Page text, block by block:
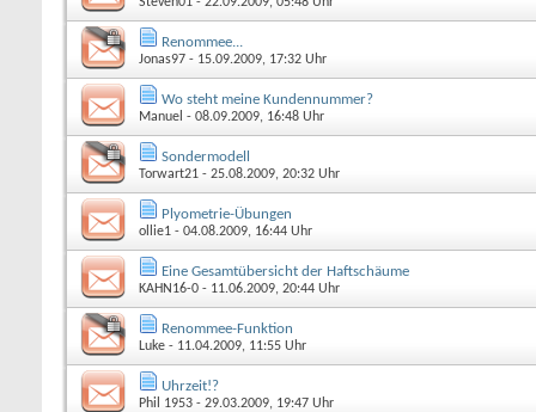
Renommee...
Jonas97 - 15.09.2009, 17:32 Uhr
Wo steht meine Kundennummer?
Manuel - 08.09.2009, 16:48 Uhr
Sondermodell
Torwart21 - 25.08.2009, 20:32 Uhr
Plyometrie-Übungen
ollie1 - 04.08.2009, 16:44 Uhr
Eine Gesamtübersicht der Haftschäume
KAHN16-0 - 11.06.2009, 20:44 Uhr
Renommee-Funktion
Luke - 11.04.2009, 11:55 Uhr
Uhrzeit!?
Phil 1953 - 29.03.2009, 19:47 Uhr